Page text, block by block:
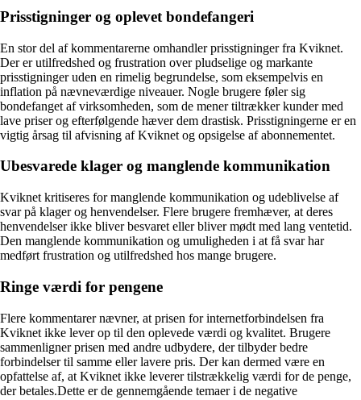
Prisstigninger og oplevet bondefangeri
En stor del af kommentarerne omhandler prisstigninger fra Kviknet.
Der er utilfredshed og frustration over pludselige og markante
prisstigninger uden en rimelig begrundelse, som eksempelvis en
inflation på nævneværdige niveauer. Nogle brugere føler sig
bondefanget af virksomheden, som de mener tiltrækker kunder med
lave priser og efterfølgende hæver dem drastisk. Prisstigningerne er en
vigtig årsag til afvisning af Kviknet og opsigelse af abonnementet.
Ubesvarede klager og manglende kommunikation
Kviknet kritiseres for manglende kommunikation og udeblivelse af
svar på klager og henvendelser. Flere brugere fremhæver, at deres
henvendelser ikke bliver besvaret eller bliver mødt med lang ventetid.
Den manglende kommunikation og umuligheden i at få svar har
medført frustration og utilfredshed hos mange brugere.
Ringe værdi for pengene
Flere kommentarer nævner, at prisen for internetforbindelsen fra
Kviknet ikke lever op til den oplevede værdi og kvalitet. Brugere
sammenligner prisen med andre udbydere, der tilbyder bedre
forbindelser til samme eller lavere pris. Der kan dermed være en
opfattelse af, at Kviknet ikke leverer tilstrækkelig værdi for de penge,
der betales.Dette er de gennemgående temaer i de negative